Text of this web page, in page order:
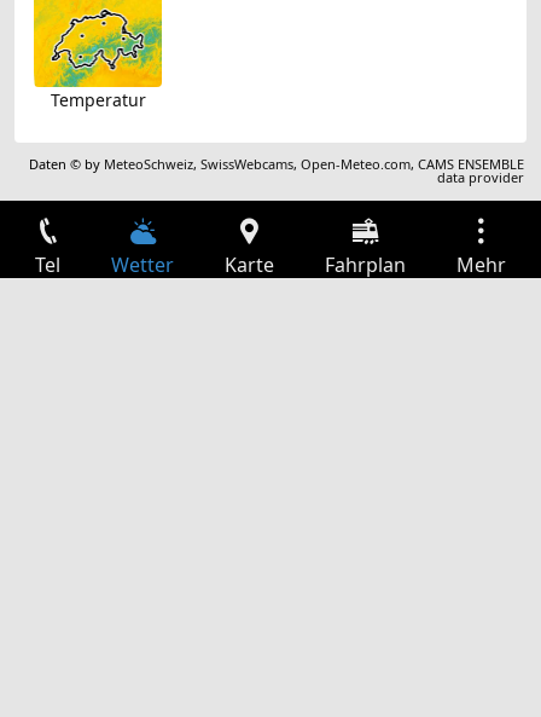
Temperatur
Daten © by MeteoSchweiz,SwissWebcams,Open-Meteo.com,CAMS ENSEMBLE
data provider
Tel Wetter Karte Fahrplan Mehr